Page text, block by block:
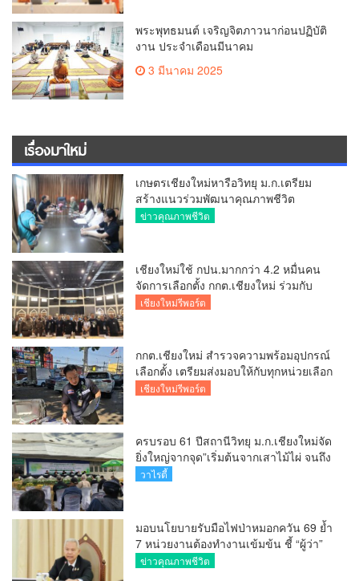
พระพุทธมนต์ เจริญจิตภาวนาก่อนปฏิบัติ
งาน ประจำเดือนมีนาคม
3 มีนาคม 2025
เรื่องมาใหม่
เกษตรเชียงใหม่หารือวิทยุ ม.ก.เตรียม
สร้างแนวร่วมพัฒนาคุณภาพชีวิต
เกษตรกร สื่อสารข้อมูลถูกต้องขับเคลื่อน
ข่าวคุณภาพชีวิต
เชียงใหม่ใช้ กปน.มากกว่า 4.2 หมื่นคน
จัดการเลือกตั้ง กกต.เชียงใหม่ ร่วมกับ
นายอำเภอหางดง ตรวจความเรียบร้อย
เชียงใหม่รีพอร์ต
กกต.เชียงใหม่ สำรวจความพร้อมอุปกรณ์
เลือกตั้ง เตรียมส่งมอบให้กับทุกหน่วยเลือก
ตั้งในวันพรุ่งนี้
เชียงใหม่รีพอร์ต
ครบรอบ 61 ปีสถานีวิทยุ ม.ก.เชียงใหม่จัด
ยิ่งใหญ่จากจุด”เริ่มต้นจากเสาไม้ไผ่ จนถึง
วันที่มี KURplus ในวันนี้”
วาไรตี้
มอบนโยบายรับมือไฟป่าหมอกควัน 69 ย้ำ
7 หน่วยงานต้องทำงานเข้มข้น ชี้ “ผู้ว่า”
คีย์แมนสำคัญทำปัญหาลด
ข่าวคุณภาพชีวิต